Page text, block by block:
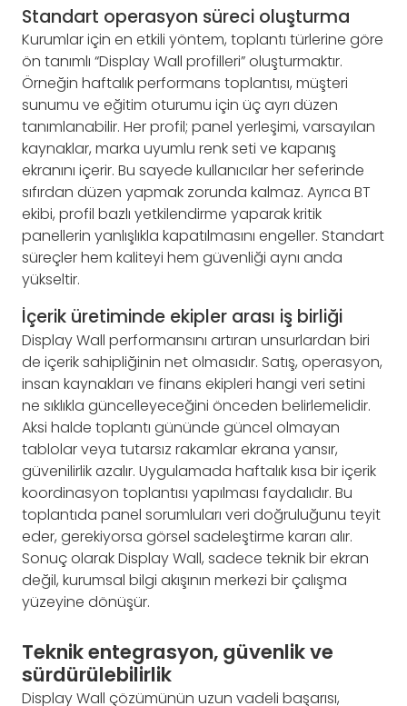
Standart operasyon süreci oluşturma
Kurumlar için en etkili yöntem, toplantı türlerine göre
ön tanımlı “Display Wall profilleri” oluşturmaktır.
Örneğin haftalık performans toplantısı, müşteri
sunumu ve eğitim oturumu için üç ayrı düzen
tanımlanabilir. Her profil; panel yerleşimi, varsayılan
kaynaklar, marka uyumlu renk seti ve kapanış
ekranını içerir. Bu sayede kullanıcılar her seferinde
sıfırdan düzen yapmak zorunda kalmaz. Ayrıca BT
ekibi, profil bazlı yetkilendirme yaparak kritik
panellerin yanlışlıkla kapatılmasını engeller. Standart
süreçler hem kaliteyi hem güvenliği aynı anda
yükseltir.
İçerik üretiminde ekipler arası iş birliği
Display Wall performansını artıran unsurlardan biri
de içerik sahipliğinin net olmasıdır. Satış, operasyon,
insan kaynakları ve finans ekipleri hangi veri setini
ne sıklıkla güncelleyeceğini önceden belirlemelidir.
Aksi halde toplantı gününde güncel olmayan
tablolar veya tutarsız rakamlar ekrana yansır,
güvenilirlik azalır. Uygulamada haftalık kısa bir içerik
koordinasyon toplantısı yapılması faydalıdır. Bu
toplantıda panel sorumluları veri doğruluğunu teyit
eder, gerekiyorsa görsel sadeleştirme kararı alır.
Sonuç olarak Display Wall, sadece teknik bir ekran
değil, kurumsal bilgi akışının merkezi bir çalışma
yüzeyine dönüşür.
Teknik entegrasyon, güvenlik ve
sürdürülebilirlik
Display Wall çözümünün uzun vadeli başarısı,